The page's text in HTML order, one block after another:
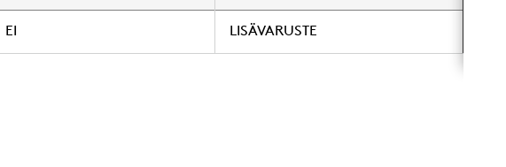
EI LISÄVARUSTE